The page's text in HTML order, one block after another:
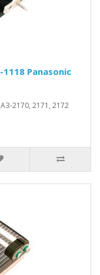
Panasonic
2170, 2171, 2172